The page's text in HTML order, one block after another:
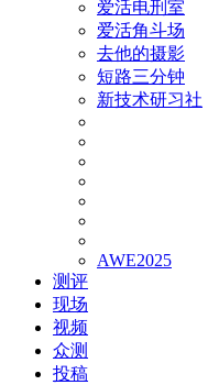
爱活电刑室
爱活角斗场
去他的摄影
短路三分钟
新技术研习社
AWE2025
测评
现场
视频
众测
投稿